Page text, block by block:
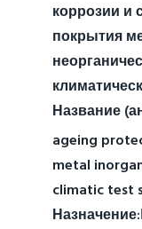
коррозии и
покрытия
Название
ageing
metal
climatic test
Назначение: